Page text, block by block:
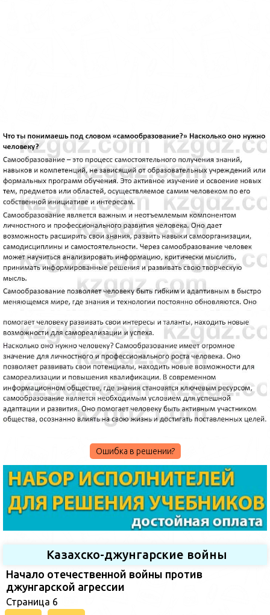
Ошибка в решении?
Казахско-джунгарские войны
Начало отечественной войны против
джунгарской агрессии
Страница 6